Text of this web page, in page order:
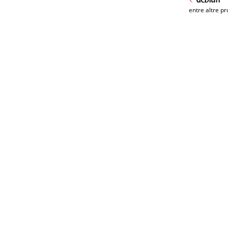
entre altre